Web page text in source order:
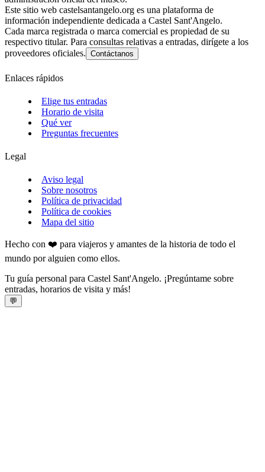
Este sitio web castelsantangelo.org es una plataforma de
información independiente dedicada a Castel Sant'Angelo.
Cada marca registrada o marca comercial es propiedad de su
respectivo titular. Para consultas relativas a entradas, dirígete a los
proveedores oficiales. Contáctanos
Enlaces rápidos
Elige tus entradas
Horario de visita
Qué ver
Preguntas frecuentes
Legal
Aviso legal
Sobre nosotros
Política de privacidad
Política de cookies
Mapa del sitio
Hecho con ❤️ para viajeros y amantes de la historia de todo el
mundo por alguien como ellos.
Tu guía personal para Castel Sant'Angelo. ¡Pregúntame sobre
entradas, horarios de visita y más!
💬